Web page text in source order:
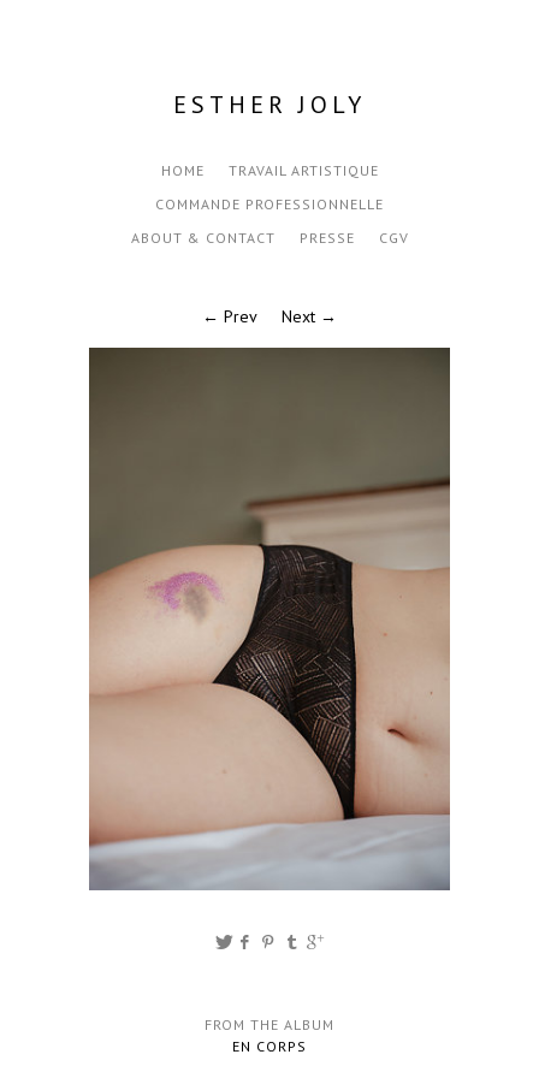
ESTHER JOLY
HOME
TRAVAIL ARTISTIQUE
COMMANDE PROFESSIONNELLE
ABOUT & CONTACT
PRESSE CGV
← Prev Next →
FROM THE ALBUM
EN CORPS